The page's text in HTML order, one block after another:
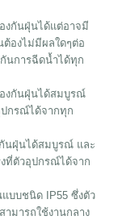
กันฝุ่นได้แต่อาจมี
ต้องไม่มีผลใดๆต่อ
นการฉีดน้ำได้ทุก
กันฝุ่นได้สมบูรณ์
กรณ์ได้จากทุก
ฝุ่นได้สมบูรณ์ และ
ที่ตัวอุปกรณ์ได้จาก
บบชนิด IP55 ซึ่งตัว
มารถใช้งานกลาง